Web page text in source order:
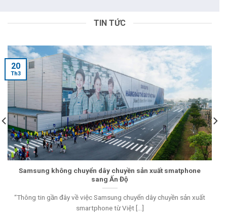
TIN TỨC
Samsung không chuyển dây chuyền sản xuất smatphone
sang Ấn Độ
“Thông tin gần đây về việc Samsung chuyển dây chuyền sản xuất
smartphone từ Việt [...]
20
Th3